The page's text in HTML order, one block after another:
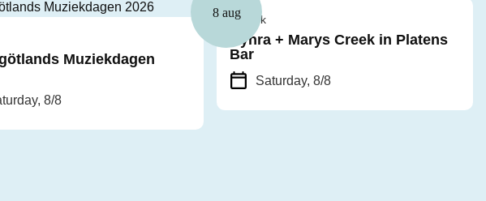
Muziekdagen
8/8
8 aug
Muziek
Cyhra + Marys Creek in Platens
Bar
Saturday, 8/8